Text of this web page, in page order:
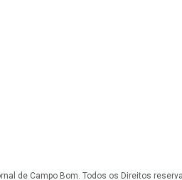
de Campo Bom. Todos os Direitos